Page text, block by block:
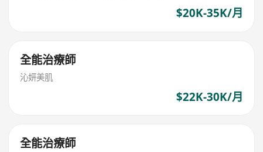
$20K-35K/月
全能治療師
沁妍美肌
$22K-30K/月
全能治療師